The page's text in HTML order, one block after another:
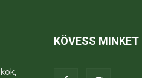
KÖVESS MINKET